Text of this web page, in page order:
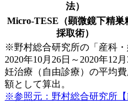
法）
Micro-TESE（顕微鏡下精巣
採取術）
※野村総合研究所の「産科・
2020年10月26日～2020年12
妊治療（自由診療）の平均
額として算出。
※参照元：野村総合研究所【